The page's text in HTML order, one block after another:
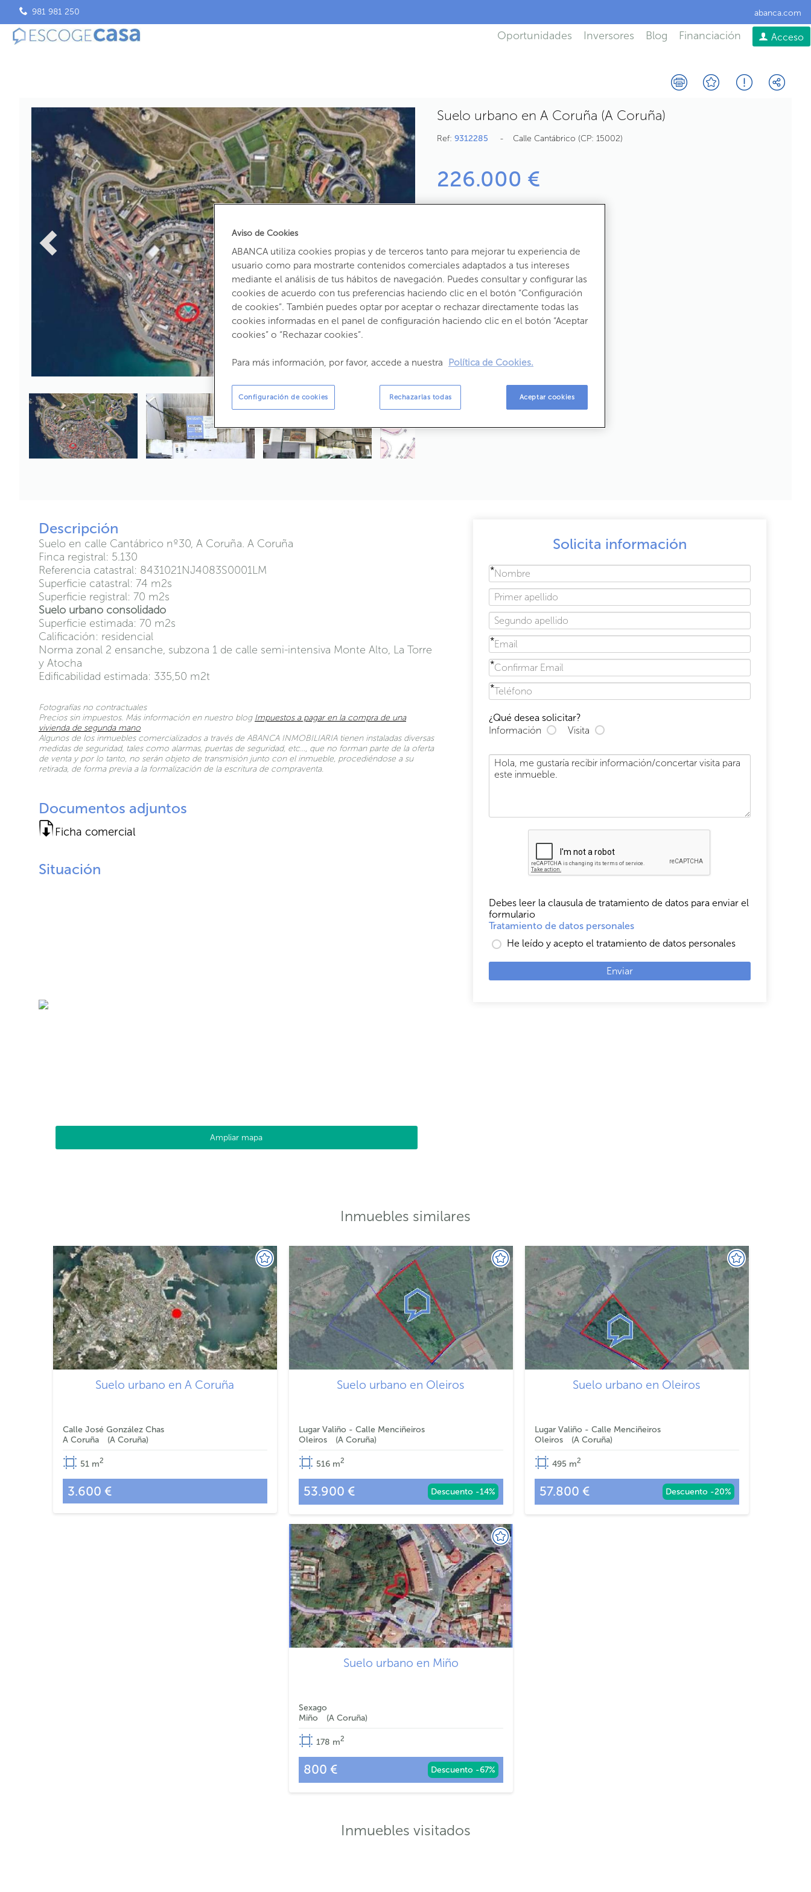
981 981 250 abanca.com
Oportunidades Inversores Blog Financiación Acceso
Suelo urbano en A Coruña (A Coruña)
Ref: 9312285 Calle Cantábrico CP: 15002
226.000 €
Propietario:
Descripción
Suelo en calle Cantábrico nº30, A Coruña. A Coruña
Finca registral: 5.130
Referencia catastral: 8431021NJ4083S0001LM
Superficie catastral: 74 m2s
Superficie registral: 70 m2s
Suelo urbano consolidado
Superficie estimada: 70 m2s
Calificación: residencial
Norma zonal 2 ensanche, subzona 1 de calle semi-intensiva Monte Alto, La Torre
y Atocha
Edificabilidad estimada: 335,50 m2t
Fotografías no contractuales
Precios sin impuestos. Más información en nuestro blog Impuestos a pagar en la compra de una
vivienda de segunda mano
Algunos de los inmuebles comercializados a través de ABANCA INMOBILIARIA tienen instaladas diversas
medidas de seguridad, tales como alarmas, puertas de seguridad, etc…, que no forman parte de la oferta
de venta y por lo tanto, no serán objeto de transmisión junto con el inmueble, procediéndose a su
retirada, de forma previa a la formalización de la escritura de compraventa.
Documentos adjuntos
Ficha comercial
Situación
Ampliar mapa
Solicita información
¿Qué desea solicitar?
Información
Visita
Debes leer la clausula de tratamiento de datos para enviar el
formulario
Tratamiento de datos personales
He leído y acepto el tratamiento de datos personales
Enviar
Inmuebles similares
Suelo urbano en A Coruña
Calle José González Chas
A Coruña
A Coruña
51 m2
3.600 €
Suelo urbano en Oleiros
Lugar Valiño - Calle Menciñeiros
Oleiros
A Coruña
516 m2
53.900 € Descuento -14%
Suelo urbano en Oleiros
Lugar Valiño - Calle Menciñeiros
Oleiros
A Coruña
495 m2
57.800 € Descuento -20%
Suelo urbano en Miño
Sexago
Miño
A Coruña
178 m2
800 € Descuento -67%
Inmuebles visitados
Aviso de Cookies
ABANCA utiliza cookies propias y de terceros tanto para mejorar tu experiencia de
usuario como para mostrarte contenidos comerciales adaptados a tus intereses
mediante el análisis de tus hábitos de navegación. Puedes consultar y configurar las
cookies de acuerdo con tus preferencias haciendo clic en el botón “Configuración
de cookies”. También puedes optar por aceptar o rechazar directamente todas las
cookies informadas en el panel de configuración haciendo clic en el botón “Aceptar
cookies” o “Rechazar cookies”.
Para más información, por favor, accede a nuestra Política de Cookies.
Configuración de cookies Aceptar cookies
Rechazarlas todas